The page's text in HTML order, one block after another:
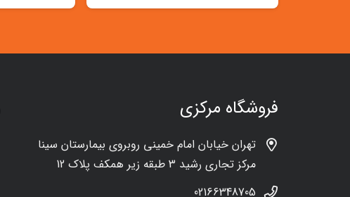
فروشگاه مرکزی
تهران خیابان امام خمینی روبروی بیمارستان سینا
مرکز تجاری رشید 3 طبقه زیر همکف پلاک 12
02166348705